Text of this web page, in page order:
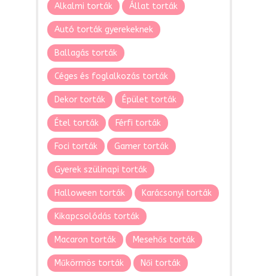
Alkalmi torták Állat torták
Autó torták gyerekeknek
Ballagás torták
Céges és foglalkozás torták
Dekor torták Épület torták
Étel torták Férfi torták
Foci torták Gamer torták
Gyerek szülinapi torták
Halloween torták Karácsonyi torták
Kikapcsolódás torták
Macaron torták Mesehős torták
Műkörmös torták Női torták